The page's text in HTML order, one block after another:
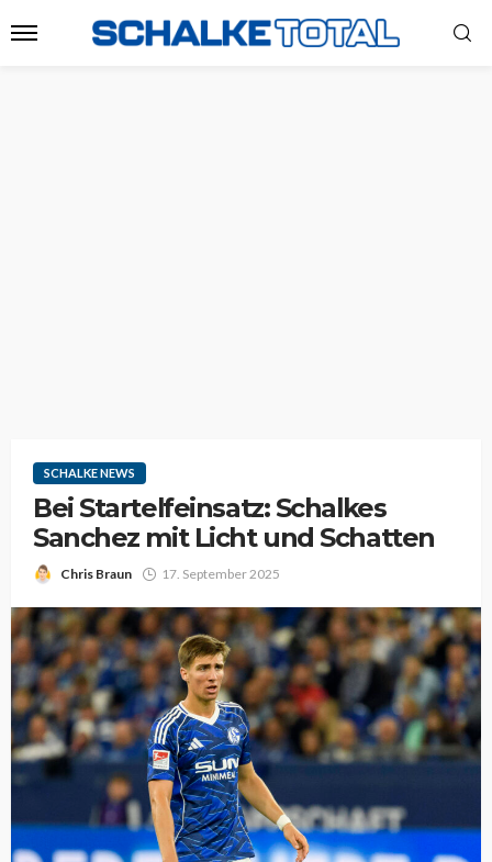
SCHALKE NEWS
Bei Startelfeinsatz: Schalkes
Sanchez mit Licht und Schatten
Chris Braun 17. September 2025